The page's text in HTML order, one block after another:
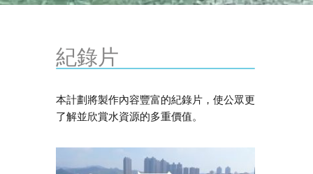
紀錄片
本計劃將製作內容豐富的紀錄片，使公眾更
了解並欣賞水資源的多重價值。